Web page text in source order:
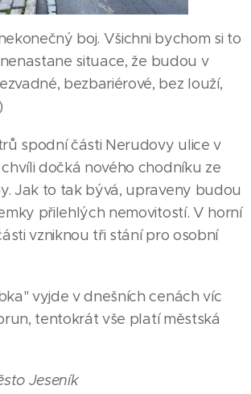
boj. Všichni bychom si to
situace, že budou v
bezbariérové, bez louží,
spodní části Nerudovy ulice v
dočká nového chodníku ze
Jak to tak bývá, upraveny budou
přilehlých nemovitostí. V horní
vzniknou tři stání pro osobní
vyjde v dnešních cenách víc
tentokrát vše platí městská
Jeseník
jesenické